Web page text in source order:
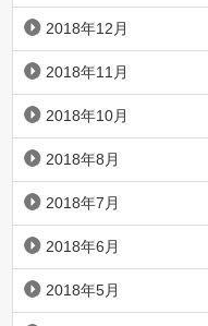
2018年12月
2018年11月
2018年10月
2018年8月
2018年7月
2018年6月
2018年5月